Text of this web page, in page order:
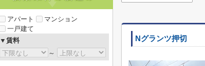
Nグランツ押切
アパート
マンション
一戸建て
▼賃料
～